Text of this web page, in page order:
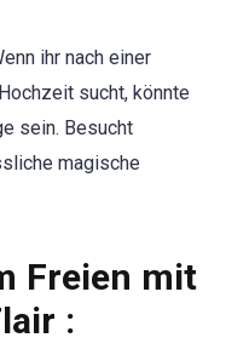
ihr nach einer
sucht, könnte
sein. Besucht
magische
Freien mit
: